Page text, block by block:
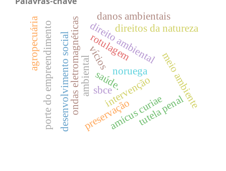
ambiental noruega meio ambiente
ondas eletromagnéticas saúde.
desenvolvimento social intervenção
preservação
direito ambiental
direitos da natureza
amicus curiae
porte do empreendimento
agropecuária
sbce
tutela penal
vícios
danos ambientais
rotulagem